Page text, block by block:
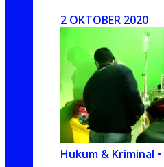
2 OKTOBER 2020
Hukum & Kriminal •